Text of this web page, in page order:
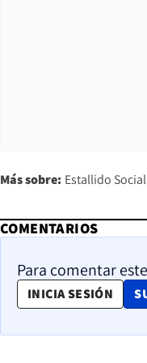
Más sobre: Estallido Social
COMENTARIOS
Para comentar
INICIA SESIÓN